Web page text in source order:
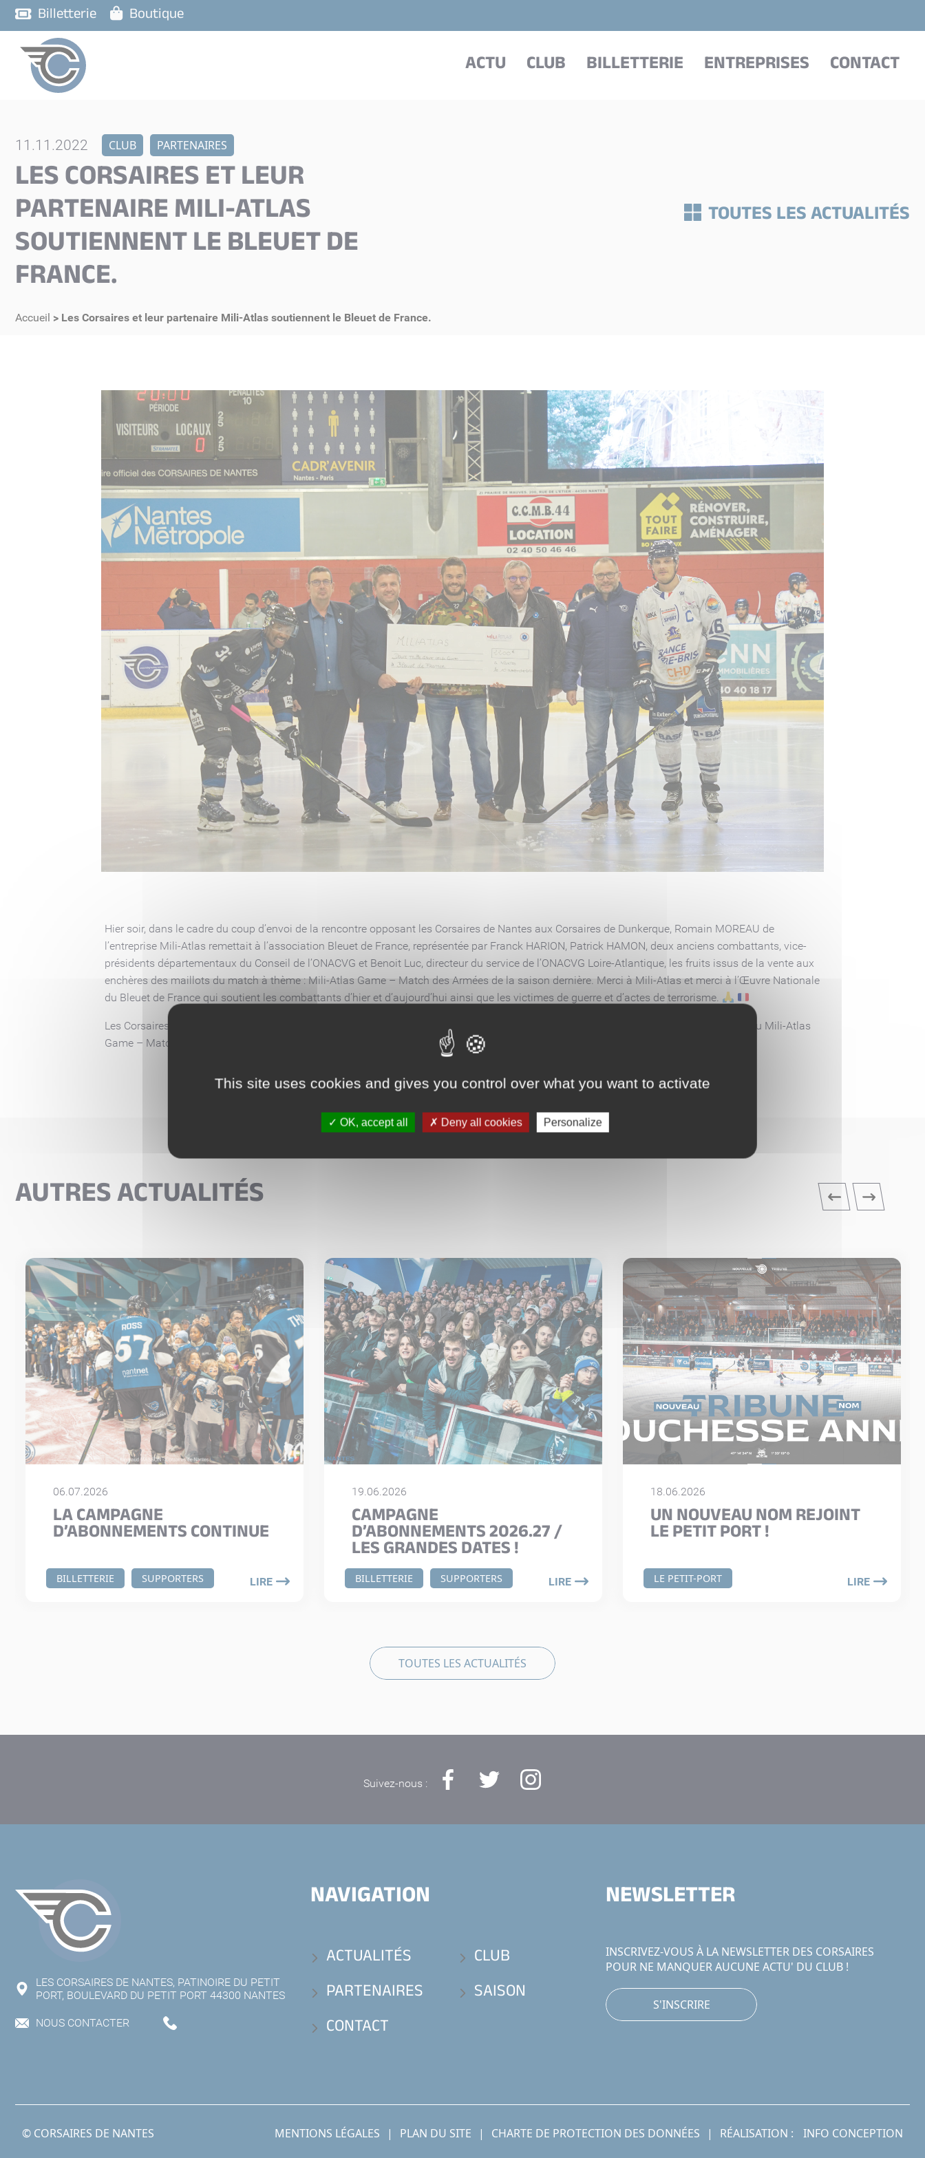
Billetterie Boutique
ACTU CLUB BILLETTERIE ENTREPRISES CONTACT
11.11.2022 CLUB PARTENAIRES
LES CORSAIRES ET LEUR
PARTENAIRE MILI-ATLAS
SOUTIENNENT LE BLEUET DE
FRANCE.
TOUTES LES ACTUALITÉS
Accueil > Les Corsaires et leur partenaire Mili-Atlas soutiennent le Bleuet de France.
Hier soir, dans le cadre du coup d’envoi de la rencontre opposant les Corsaires de Nantes aux Corsaires de Dunkerque, Romain MOREAU de
l’entreprise Mili-Atlas remettait à l’association Bleuet de France, représentée par Franck HARION, Patrick HAMON, deux anciens combattants, vice-
présidents départementaux du Conseil de l’ONACVG et Benoit Luc, directeur du service de l’ONACVG Loire-Atlantique, les fruits issus de la vente aux
enchères des maillots du match à thème : Mili-Atlas Game – Match des Armées de la saison dernière. Merci à Mili-Atlas et merci à l’Œuvre Nationale
du Bleuet de France qui soutient les combattants d’hier et d’aujourd’hui ainsi que les victimes de guerre et d’actes de terrorisme.
Les Corsaires de Nantes tiennent à remercier leur partenaire Mili-Atlas pour son soutien et son support dans le cadre de l’organisation du Mili-Atlas
Game – Match des Armées qui permet aujourd’hui d’accompagner et de soutenir la cause du Bleuet de France.
AUTRES ACTUALITÉS
BILLETTERIE SUPPORTERS
06.07.2026
LA CAMPAGNE
D’ABONNEMENTS CONTINUE
LIRE BILLETTERIE SUPPORTERS
19.06.2026
CAMPAGNE
D’ABONNEMENTS 2026.27 /
LES GRANDES DATES !
LIRE LE PETIT-PORT
18.06.2026
UN NOUVEAU NOM REJOINT
LE PETIT PORT !
LIRE
TOUTES LES ACTUALITÉS
Suivez-nous :
LES CORSAIRES DE NANTES, PATINOIRE DU PETIT
PORT, BOULEVARD DU PETIT PORT 44300 NANTES
NOUS CONTACTER
NAVIGATION
ACTUALITÉS
CLUB
PARTENAIRES
SAISON
CONTACT
NEWSLETTER
INSCRIVEZ-VOUS À LA NEWSLETTER DES CORSAIRES
POUR NE MANQUER AUCUNE ACTU' DU CLUB !
S'INSCRIRE
© CORSAIRES DE NANTES MENTIONS LÉGALES | PLAN DU SITE | CHARTE DE PROTECTION DES DONNÉES | RÉALISATION : INFO CONCEPTION
This site uses cookies and gives you control over what you want to activate
OK, accept all Deny all cookies Personalize